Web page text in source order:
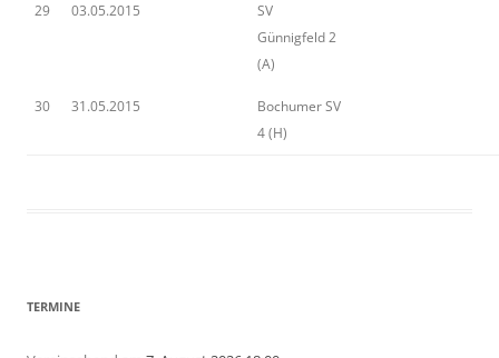
29 03.05.2015
SV
Günnigfeld 2
(A)
30 31.05.2015
Bochumer SV
4 (H)
TERMINE